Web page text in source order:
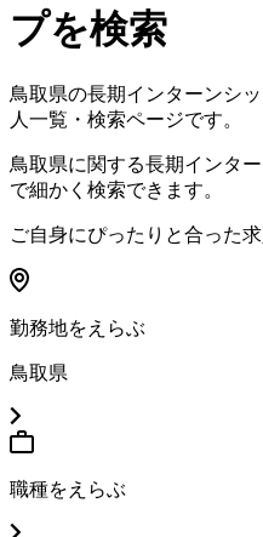
プを検索
鳥取県の長期インターンシ
人一覧・検索ページです。
鳥取県に関する長期インタ
で細かく検索できます。
ご自身にぴったりと合った求
勤務地をえらぶ
鳥取県
職種をえらぶ